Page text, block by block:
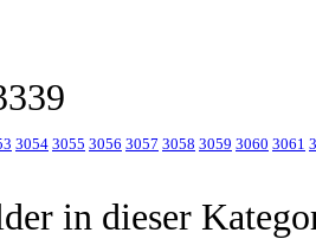
3054 3055 3056 3057 3058 3059 3060 3061
in dieser